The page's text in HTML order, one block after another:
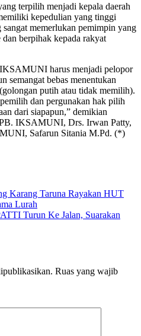
terpilih menjadi kepala daerah
kepedulian yang tinggi
memerlukan pemimpin yang
berpihak kepada rakyat
harus menjadi pelopor
semangat bebas menentukan
putih atau tidak memilih).
dan pergunakan hak pilih
dari siapapun,” demikian
IKSAMUNI, Drs. Irwan Patty,
Safarun Sitania M.Pd. (*)
Karang Taruna Rayakan HUT
Lurah
Turun Ke Jalan, Suarakan
Ruas yang wajib